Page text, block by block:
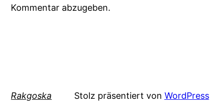
Kommentar abzugeben.
Rakgoska Stolz präsentiert von WordPress